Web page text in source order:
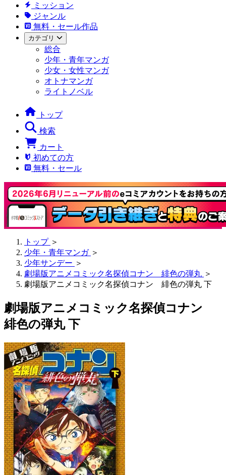
ミッション
ジャンル
無料・セール作品
カテゴリ
総合
少年・青年マンガ
少女・女性マンガ
オトナマンガ
ライトノベル
トップ
検索
カート
初めての方
無料・セール
トップ ＞
少年・青年マンガ ＞
少年サンデー ＞
劇場版アニメコミック名探偵コナン 緋色の弾丸 ＞
劇場版アニメコミック名探偵コナン 緋色の弾丸 下
劇場版アニメコミック名探偵コナン
緋色の弾丸 下